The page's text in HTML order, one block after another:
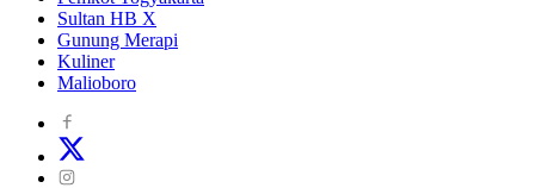
Sultan HB X
Gunung Merapi
Kuliner
Malioboro